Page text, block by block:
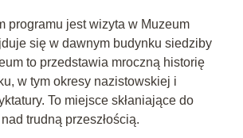
programu jest wizyta w Muzeum
się w dawnym budynku siedziby
to przedstawia mroczną historię
w tym okresy nazistowskiej i
To miejsce skłaniające do
trudną przeszłością.